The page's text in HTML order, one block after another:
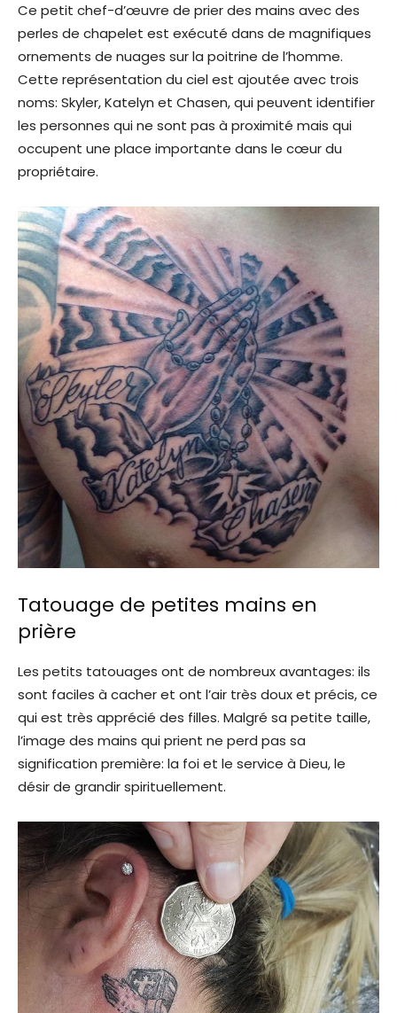
Ce petit chef-d’œuvre de prier des mains avec des
perles de chapelet est exécuté dans de magnifiques
ornements de nuages ​​sur la poitrine de l’homme.
Cette représentation du ciel est ajoutée avec trois
noms: Skyler, Katelyn et Chasen, qui peuvent identifier
les personnes qui ne sont pas à proximité mais qui
occupent une place importante dans le cœur du
propriétaire.
Tatouage de petites mains en
prière
Les petits tatouages ​​ont de nombreux avantages: ils
sont faciles à cacher et ont l’air très doux et précis, ce
qui est très apprécié des filles. Malgré sa petite taille,
l’image des mains qui prient ne perd pas sa
signification première: la foi et le service à Dieu, le
désir de grandir spirituellement.